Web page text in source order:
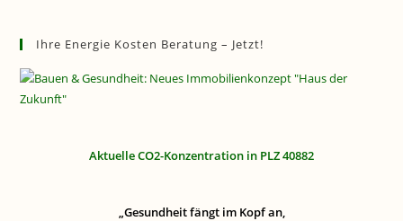
Ihre Energie Kosten Beratung – Jetzt!
Aktuelle CO2-Konzentration in PLZ 40882
„Gesundheit fängt im Kopf an,